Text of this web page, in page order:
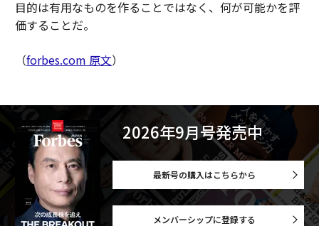
目的は有用なものを作ることではなく、何が可能かを評
価することだ。
（forbes.com 原文）
2026年9月号発売中
最新号の購入はこちらから
メンバーシップに登録する